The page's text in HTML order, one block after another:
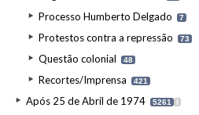
Processo Humberto Delgado 7
Protestos contra a repressão 73
Questão colonial 48
Recortes/Imprensa 421
Após 25 de Abril de 1974 5261 I